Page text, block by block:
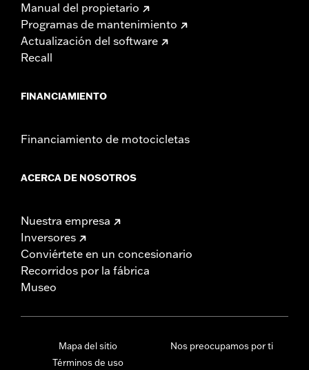
Manual del propietario
Programas de mantenimiento
Actualización del software
Recall
FINANCIAMIENTO
Financiamiento de motocicletas
ACERCA DE NOSOTROS
Nuestra empresa
Inversores
Conviértete en un concesionario
Recorridos por la fábrica
Museo
Mapa del sitio
Términos de uso
Nos preocupamos por ti